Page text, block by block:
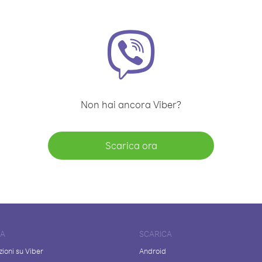
Non hai ancora Viber?
Scarica ora
su Viber
SCARICA
Android